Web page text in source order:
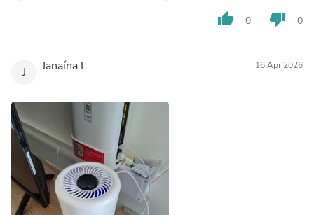
thumb_up 0 thumb_down 0
J Janaína L. 16 Apr 2026